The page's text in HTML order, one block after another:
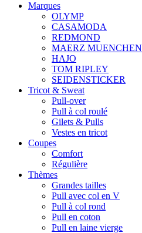
Marques
OLYMP
CASAMODA
REDMOND
MAERZ MUENCHEN
HAJO
TOM RIPLEY
SEIDENSTICKER
Tricot & Sweat
Pull-over
Pull à col roulé
Gilets & Pulls
Vestes en tricot
Coupes
Comfort
Régulière
Thèmes
Grandes tailles
Pull avec col en V
Pull à col rond
Pull en coton
Pull en laine vierge